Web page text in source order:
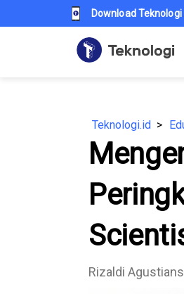
Download
Teknologi.id
Rizaldi